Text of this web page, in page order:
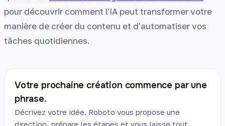
pour découvrir comment l'IA peut transformer votre
manière de créer du contenu et d'automatiser vos
tâches quotidiennes.
Votre prochaine création commence par une
phrase.
Décrivez votre idée. Roboto vous propose une
direction, prépare les étapes et vous laisse tout